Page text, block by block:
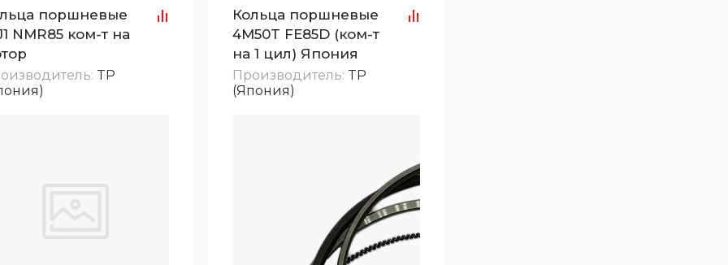
поршневые
NMR85 ком-т на
TP
Кольца поршневые
4M50T FE85D (ком-т
на 1 цил) Япония
Производитель: TP
(Япония)